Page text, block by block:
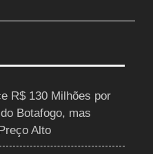
R$ 130 Milhões por
Botafogo, mas
Alto